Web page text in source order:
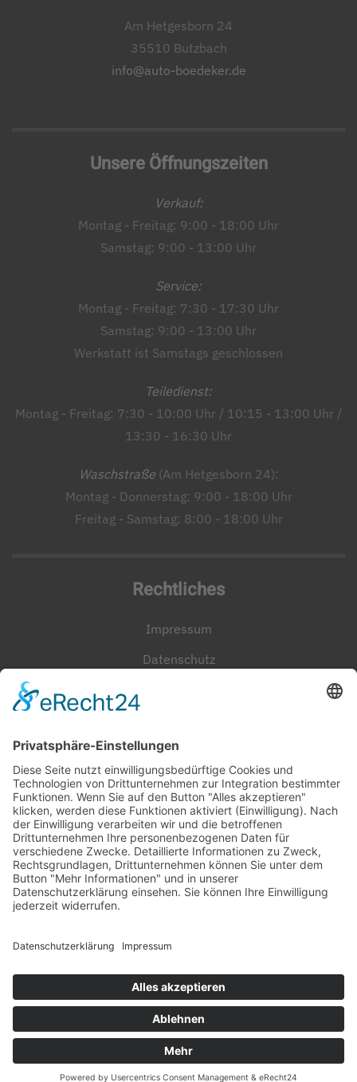
Am Hetgesborn 24
35510 Butzbach
info@auto-boedeker.de
Unsere Öffnungszeiten
Verkauf:
Montag - Freitag: 9:00 - 18:00 Uhr
Samstag: 9:00 - 13:00 Uhr
Service:
Montag - Freitag: 7:30 - 17:30 Uhr
Samstag: 9:00 - 13:00 Uhr
Werkstatt ist Samstags geschlossen
Teiledienst:
Montag - Freitag: 7:30 - 10:00 Uhr / 10:15 - 13:00 Uhr /
13:30 - 16:30 Uhr
Waschstraße(Am Hetgesborn 24):
Montag - Donnerstag: 9:00 - 18:00 Uhr
Freitag - Samstag: 8:00 - 18:00 Uhr
Rechtliches
Impressum
Datenschutz
Cookie-Einstellungen
Häufig gesucht
Kontakt
Werkstatt-Termin
Beratungstermin
Probefahrt vereinbaren
Stellenangebote
Anfahrt (Google Maps)